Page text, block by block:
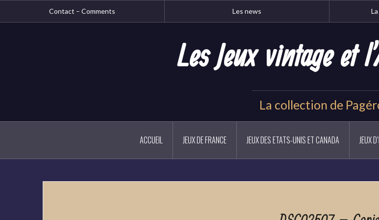
Contact – Comments Les news
Les Jeux vintage et
La collection de
ACCUEIL JEUX DE FRANCE JEUX DES ETATS-UNIS ET CANADA JEUX